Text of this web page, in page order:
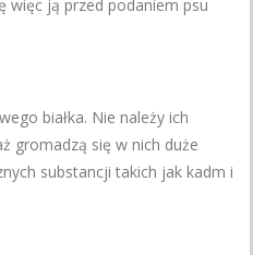
więc ją przed podaniem psu
białka. Nie należy ich
gromadzą się w nich duże
substancji takich jak kadm i